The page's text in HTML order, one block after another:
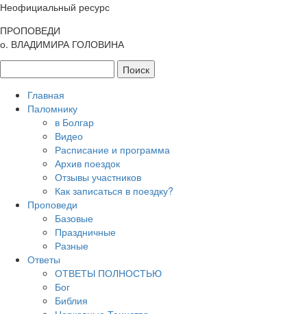
Неофициальный ресурс
ПРОПОВЕДИ
о. ВЛАДИМИРА ГОЛОВИНА
Главная
Паломнику
в Болгар
Видео
Расписание и программа
Архив поездок
Отзывы участников
Как записаться в поездку?
Проповеди
Базовые
Праздничные
Разные
Ответы
ОТВЕТЫ ПОЛНОСТЬЮ
Бог
Библия